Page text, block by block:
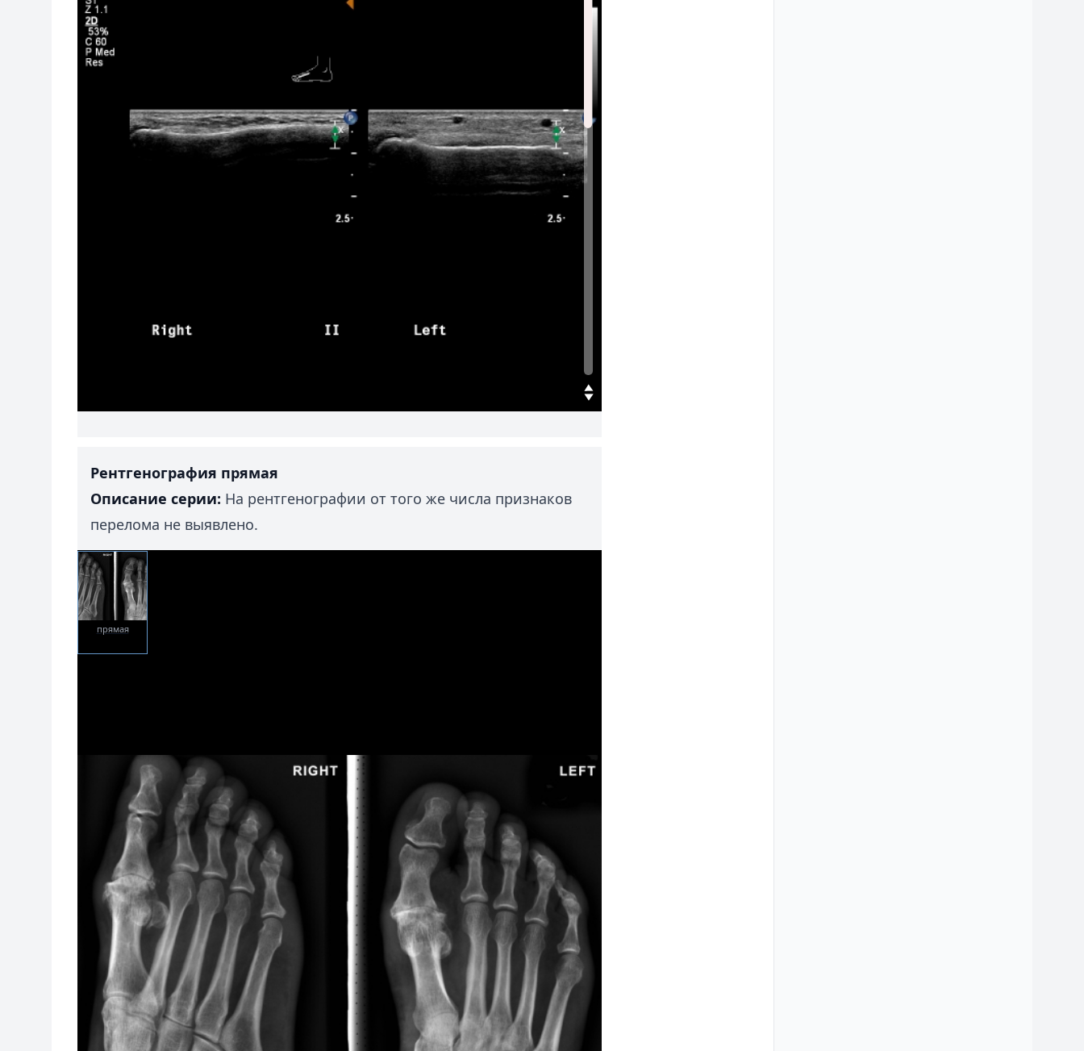
Рентгенография прямая
Описание серии: На рентгенографии от того же числа признаков
перелома не выявлено.
прямая